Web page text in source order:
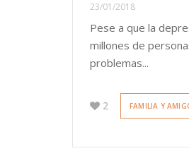
23/01/2018
Pese a que la
millones de
problemas...
2 FAMILIA Y